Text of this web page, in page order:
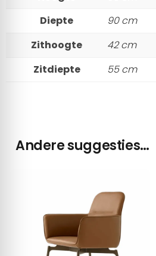
Diepte
90 cm
Zithoogte
42 cm
Zitdiepte
55 cm
Andere suggesties…